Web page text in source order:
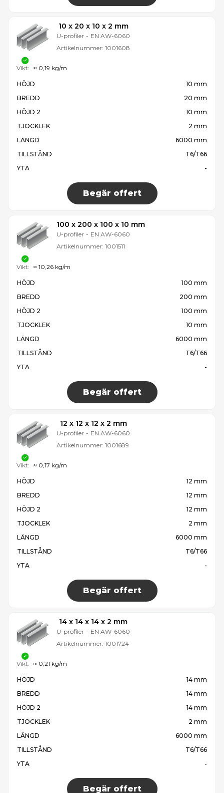
10 x 20 x 10 x 2 mm
U-profiler - EN AW-6060
Artikelnummer: 1001608
HÖJD
10 mm
BREDD
20 mm
HÖJD 2
10 mm
TJOCKLEK
2 mm
LÄNGD
6000 mm
TILLSTÅND
T6/T66
YTA
-
Begär offert
Vikt: ≈ 0,19 kg/m
100 x 200 x 100 x 10 mm
U-profiler - EN AW-6060
Artikelnummer: 1001511
HÖJD
100 mm
BREDD
200 mm
HÖJD 2
100 mm
TJOCKLEK
10 mm
LÄNGD
6000 mm
TILLSTÅND
T6/T66
YTA
-
Begär offert
Vikt: ≈ 10,26 kg/m
12 x 12 x 12 x 2 mm
U-profiler - EN AW-6060
Artikelnummer: 1001689
HÖJD
12 mm
BREDD
12 mm
HÖJD 2
12 mm
TJOCKLEK
2 mm
LÄNGD
6000 mm
TILLSTÅND
T6/T66
YTA
-
Begär offert
Vikt: ≈ 0,17 kg/m
14 x 14 x 14 x 2 mm
U-profiler - EN AW-6060
Artikelnummer: 1001724
HÖJD
14 mm
BREDD
14 mm
HÖJD 2
14 mm
TJOCKLEK
2 mm
LÄNGD
6000 mm
TILLSTÅND
T6/T66
YTA
-
Begär offert
Vikt: ≈ 0,21 kg/m